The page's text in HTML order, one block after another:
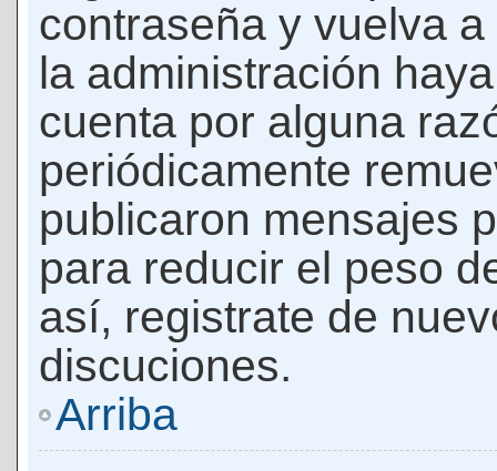
contraseña y vuelva
la administración
cuenta por alguna
periódicamente
publicaron mensajes
para reducir el peso
así, registrate de
discuciones.
Arriba